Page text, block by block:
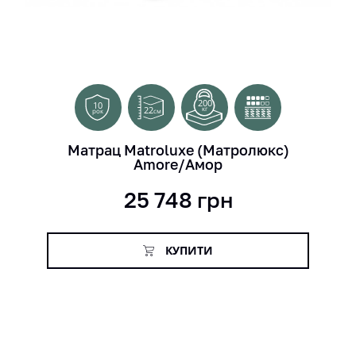
10
рок 22см
200
кг
Матрац Matroluxe (Матролюкс)
Amore/Амор
25 748 грн
КУПИТИ